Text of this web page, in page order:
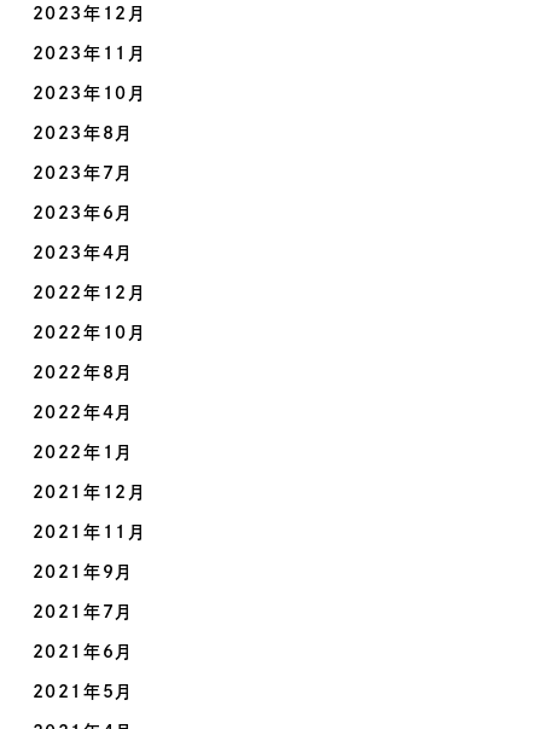
2023年12月
2023年11月
2023年10月
2023年8月
2023年7月
2023年6月
2023年4月
2022年12月
2022年10月
2022年8月
2022年4月
2022年1月
2021年12月
2021年11月
2021年9月
2021年7月
2021年6月
2021年5月